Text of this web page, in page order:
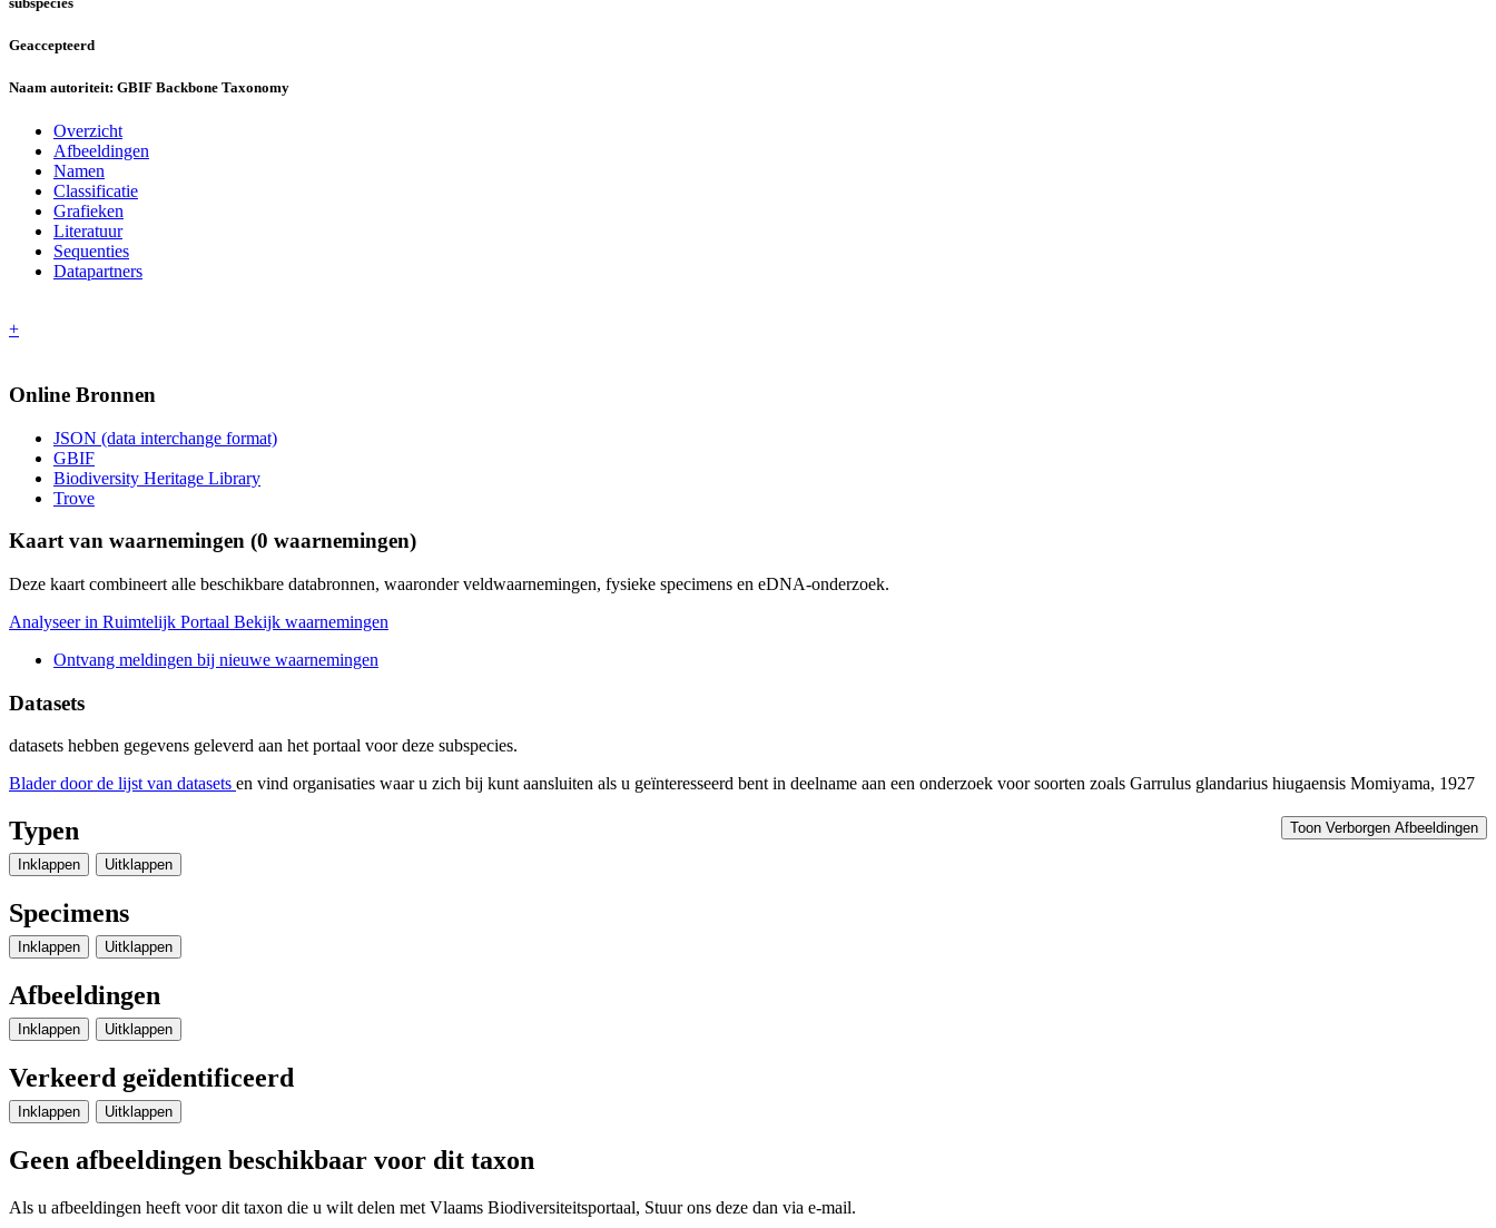
Geaccepteerd
Naam autoriteit: GBIF Backbone Taxonomy
Overzicht
Afbeeldingen
Namen
Classificatie
Grafieken
Literatuur
Sequenties
Datapartners
+
Online Bronnen
JSON (data interchange format)
GBIF
Biodiversity Heritage Library
Trove
Kaart van waarnemingen (0 waarnemingen)
Deze kaart combineert alle beschikbare databronnen, waaronder veldwaarnemingen, fysieke specimens en eDNA-onderzoek.
Analyseer in Ruimtelijk Portaal Bekijk waarnemingen
Ontvang meldingen bij nieuwe waarnemingen
Datasets
datasets hebben gegevens geleverd aan het portaal voor deze subspecies.
Blader door de lijst van datasets en vind organisaties waar u zich bij kunt aansluiten als u geïnteresseerd bent in deelname aan een onderzoek voor soorten zoals Garrulus glandarius hiugaensis Momiyama, 1927
Toon Verborgen Afbeeldingen
Typen
Inklappen Uitklappen
Specimens
Inklappen Uitklappen
Afbeeldingen
Inklappen Uitklappen
Verkeerd geïdentificeerd
Inklappen Uitklappen
Geen afbeeldingen beschikbaar voor dit taxon
Als u afbeeldingen heeft voor dit taxon die u wilt delen met Vlaams Biodiversiteitsportaal, Stuur ons deze dan via e-mail.